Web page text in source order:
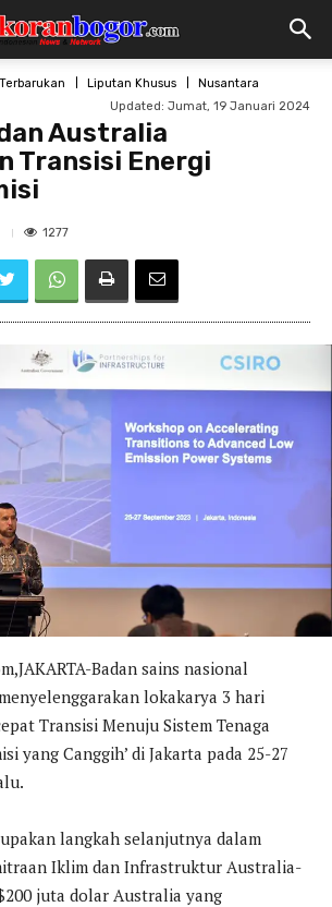
Liputan Khusus
Nusantara
Updated: Jumat, 19 Januari 2024
Australia
Transisi Energi
1277
Badan sains nasional
lokakarya 3 hari
Transisi Menuju Sistem Tenaga
yang Canggih’ di Jakarta pada 25-27
langkah selanjutnya dalam
Iklim dan Infrastruktur Australia-
juta dolar Australia yang